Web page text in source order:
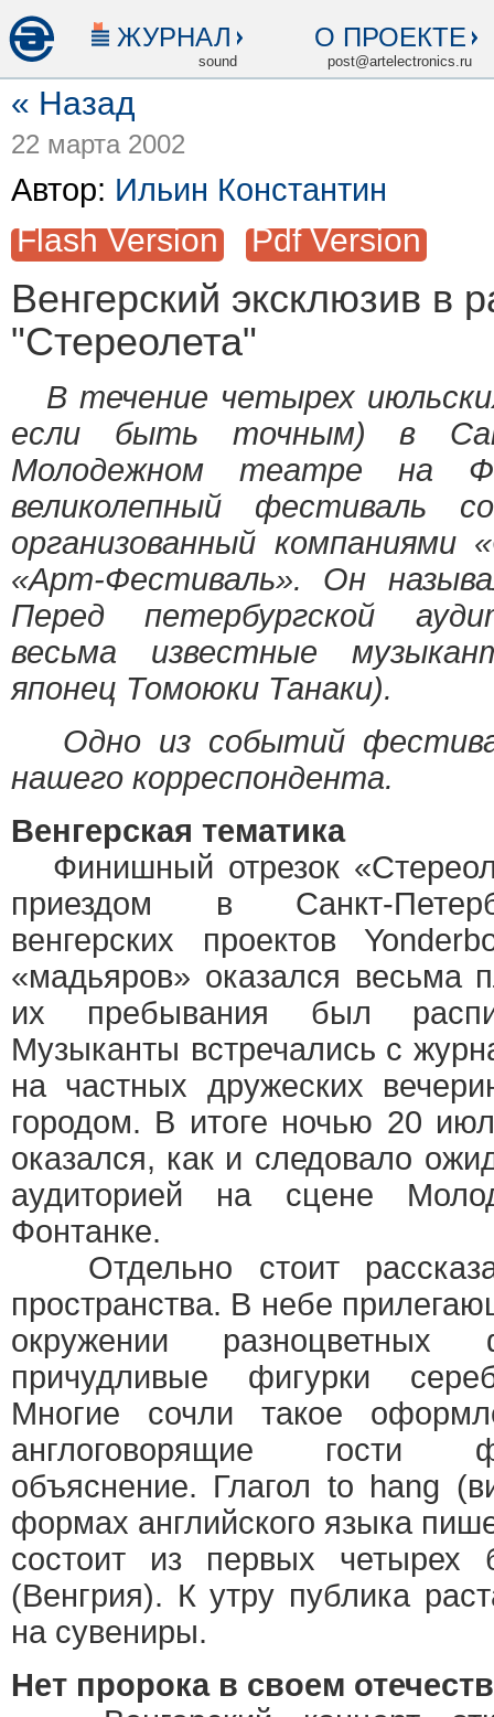
ЖУРНАЛ
sound
О ПРОЕКТЕ
post@artelectronics.ru
« Назад
22 марта 2002
Автор: Ильин Константин
Flash Version Pdf Version
Венгерский эксклюзив в
"Стереолета"
В течение четырех
если быть точным) в
Молодежном театре на
великолепный фестиваль
организованный компаниями
«Арт-Фестиваль». Он
Перед петербургской
весьма известные
японец Томоюки Танаки).
Одно из событий
нашего корреспондента.
Венгерская тематика
Финишный отрезок
приездом в Санкт-
венгерских проектов
«мадьяров» оказался весьма
их пребывания был
Музыканты встречались с
на частных дружеских
городом. В итоге ночью 20
оказался, как и следовало
аудиторией на сцене
Фонтанке.
Отдельно стоит
пространства. В небе
окружении разноцветных
причудливые фигурки
Многие сочли такое
англоговорящие гости
объяснение. Глагол to hang
формах английского языка
состоит из первых четырех
(Венгрия). К утру публика
на сувениры.
Нет пророка в своем